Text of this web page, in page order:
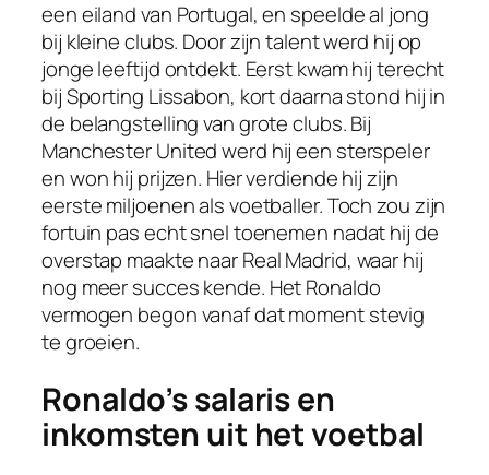
een eiland van Portugal, en speelde al jong
bij kleine clubs. Door zijn talent werd hij op
jonge leeftijd ontdekt. Eerst kwam hij terecht
bij Sporting Lissabon, kort daarna stond hij in
de belangstelling van grote clubs. Bij
Manchester United werd hij een sterspeler
en won hij prijzen. Hier verdiende hij zijn
eerste miljoenen als voetballer. Toch zou zijn
fortuin pas echt snel toenemen nadat hij de
overstap maakte naar Real Madrid, waar hij
nog meer succes kende. Het Ronaldo
vermogen begon vanaf dat moment stevig
te groeien.
Ronaldo’s salaris en
inkomsten uit het voetbal